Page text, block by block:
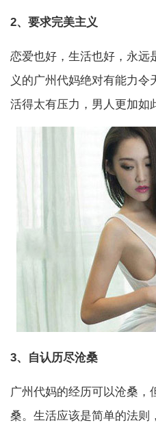
2、要求完美主义
恋爱也好，生活也好，永远
义的广州代妈绝对有能力
活得太有压力，男人更加如
3、自认历尽沧桑
广州代妈的经历可以沧桑，
桑。生活应该是简单的法则